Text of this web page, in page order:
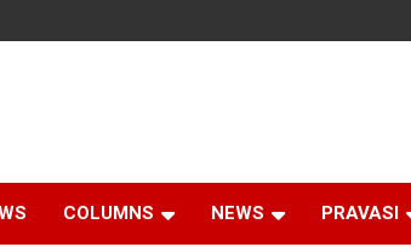
COLUMNS NEWS PRAVASI